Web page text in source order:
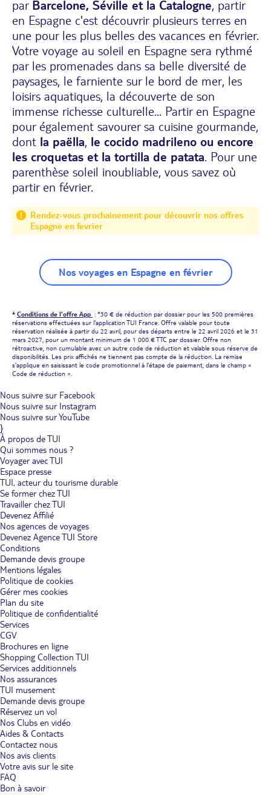
par Barcelone, Séville et la Catalogne, partir
en Espagne c'est découvrir plusieurs terres en
une pour les plus belles des vacances en février.
Votre voyage au soleil en Espagne sera rythmé
par les promenades dans sa belle diversité de
paysages, le farniente sur le bord de mer, les
loisirs aquatiques, la découverte de son
immense richesse culturelle... Partir en Espagne
pour également savourer sa cuisine gourmande,
dont la paëlla, le cocido madrileno ou encore
les croquetas et la tortilla de patata. Pour une
parenthèse soleil inoubliable, vous savez où
partir en février.
Rendez-vous prochainement pour découvrir nos offres
Espagne en fevrier
Nos voyages en Espagne en février
* Conditions de l'offre App : *30 € de réduction par dossier pour les 500 premières
réservations effectuées sur l'application TUI France. Offre valable pour toute
réservation réalisée à partir du 22 avril, pour des départs entre le 22 avril 2026 et le 31
mars 2027, pour un montant minimum de 1 000 € TTC par dossier. Offre non
rétroactive, non cumulable avec un autre code de réduction et valable sous réserve de
disponibilités. Les prix affichés ne tiennent pas compte de la réduction. La remise
s'applique en saisissant le code promotionnel à l'étape de paiement, dans le champ «
Code de réduction ».
Nous suivre sur Facebook
Nous suivre sur Instagram
Nous suivre sur YouTube
}
À propos de TUI
Qui sommes nous ?
Voyager avec TUI
Espace presse
TUI, acteur du tourisme durable
Se former chez TUI
Travailler chez TUI
Devenez Affilié
Nos agences de voyages
Devenez Agence TUI Store
Conditions
Demande devis groupe
Mentions légales
Politique de cookies
Gérer mes cookies
Plan du site
Politique de confidentialité
Services
CGV
Brochures en ligne
Shopping Collection TUI
Services additionnels
Nos assurances
TUI musement
Demande devis groupe
Réservez un vol
Nos Clubs en vidéo
Aides & Contacts
Contactez nous
Nos avis clients
Votre avis sur le site
FAQ
Bon à savoir